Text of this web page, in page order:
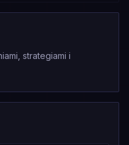
strategiami i